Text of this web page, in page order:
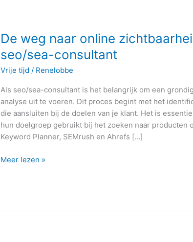
De weg naar online
seo/sea-consultant
Vrije tijd / Renelobbe
Als seo/sea-consultant is het belangrijk om een
analyse uit te voeren. Dit proces begint met het
die aansluiten bij de doelen van je klant. Het is
hun doelgroep gebruikt bij het zoeken naar producten
Keyword Planner, SEMrush en Ahrefs […]
De
naar
online
de
rol
van
een
seo/sea-
Meer lezen »